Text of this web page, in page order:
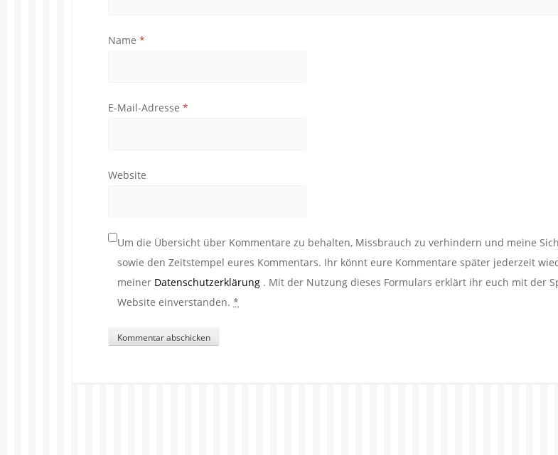
Name *
E-Mail-Adresse *
Website
Um die Übersicht über Kommentare zu behalten, Missbrauch zu verhindern und meine
sowie den Zeitstempel eures Kommentars. Ihr könnt eure Kommentare später jederzeit
meiner Datenschutzerklärung . Mit der Nutzung dieses Formulars erklärt ihr euch mit der
Website einverstanden. *